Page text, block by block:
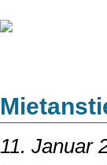
11. Januar